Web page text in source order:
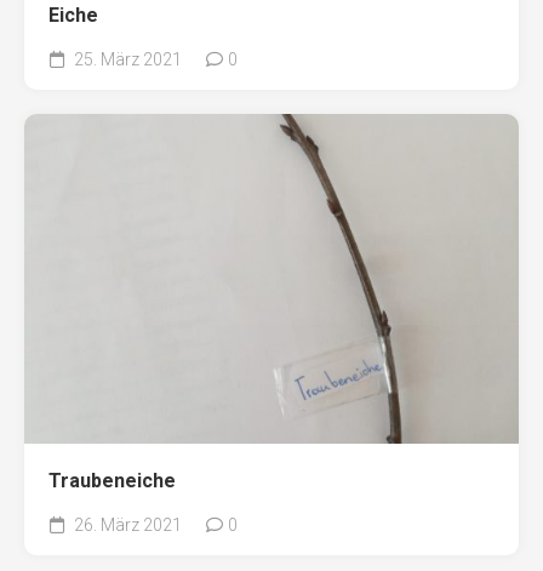
Eiche
25. März 2021 0
Traubeneiche
26. März 2021 0